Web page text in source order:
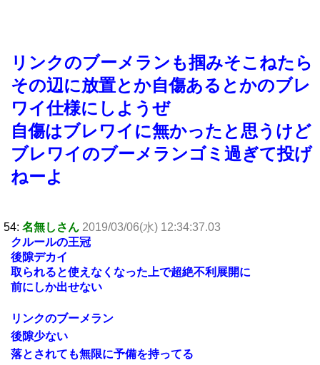
リンクのブーメランも掴みそこねたら
その辺に放置とか自傷あるとかのブレ
ワイ仕様にしようぜ
自傷はブレワイに無かったと思うけど
ブレワイのブーメランゴミ過ぎて投げ
ねーよ
54: 名無しさん 2019/03/06(水) 12:34:37.03
クルールの王冠
後隙デカイ
取られると使えなくなった上で超絶不利展開に
前にしか出せない
リンクのブーメラン
後隙少ない
落とされても無限に予備を持ってる